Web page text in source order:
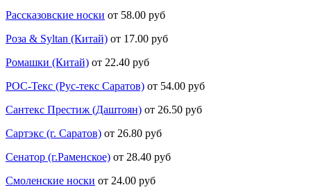
Рассказовские носки от 58.00 руб
Роза & Syltan (Китай) от 17.00 руб
Ромашки (Китай) от 22.40 руб
РОС-Текс (Рус-текс Саратов) от 54.00 руб
Сантекс Престиж (Даштоян) от 26.50 руб
Сартэкс (г. Саратов) от 26.80 руб
Сенатор (г.Раменское) от 28.40 руб
Смоленские носки от 24.00 руб